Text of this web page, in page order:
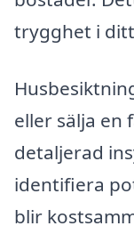
trygghet i
eller sälja en
detaljerad
identifiera
blir